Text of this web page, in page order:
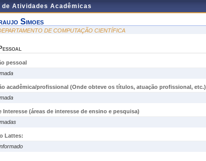
Atividades Acadêmicas
Simoes
DE COMPUTAÇÃO CIENTÍFICA
pessoal
acadêmica/profissional (Onde obteve os títulos, atuação profissional, etc.)
Interesse (áreas de interesse de ensino e pesquisa)
Lattes: